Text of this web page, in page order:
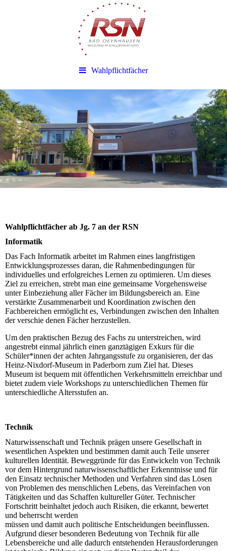
Wahlpflichtfächer
Wahlpflichtfächer ab Jg. 7 an der RSN
Informatik
Das Fach Informatik arbeitet im Rahmen eines langfristigen
Entwicklungsprozesses daran, die Rahmenbedingungen für
individuelles und erfolgreiches Lernen zu optimieren. Um dieses
Ziel zu erreichen, strebt man eine gemeinsame Vorgehensweise
unter Einbeziehung aller Fächer im Bildungsbereich an. Eine
verstärkte Zusammenarbeit und Koordination zwischen den
Fachbereichen ermöglicht es, Verbindungen zwischen den Inhalten
der verschie denen Fächer herzustellen.
Um den praktischen Bezug des Fachs zu unterstreichen, wird
angestrebt einmal jährlich einen ganztägigen Exkurs für die
Schüler*innen der achten Jahrgangsstufe zu organisieren, der das
Heinz-Nixdorf-Museum in Paderborn zum Ziel hat. Dieses
Museum ist bequem mit öffentlichen Verkehrsmitteln erreichbar und
bietet zudem viele Workshops zu unterschiedlichen Themen für
unterschiedliche Altersstufen an.
Technik
Naturwissenschaft und Technik prägen unsere Gesellschaft in
wesentlichen Aspekten und bestimmen damit auch Teile unserer
kulturellen Identität. Beweggründe für das Entwickeln von Technik
vor dem Hintergrund naturwissenschaftlicher Erkenntnisse und für
den Einsatz technischer Methoden und Verfahren sind das Lösen
von Problemen des menschlichen Lebens, das Vereinfachen von
Tätigkeiten und das Schaffen kultureller Güter. Technischer
Fortschritt beinhaltet jedoch auch Risiken, die erkannt, bewertet
und beherrscht werden
müssen und damit auch politische Entscheidungen beeinflussen.
Aufgrund dieser besonderen Bedeutung von Technik für alle
Lebensbereiche und alle dadurch entstehenden Herausforderungen